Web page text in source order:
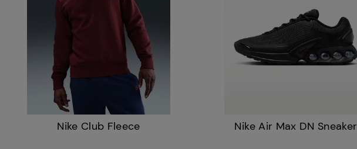
Nike Club Fleece Nike Air Max DN Sneaker